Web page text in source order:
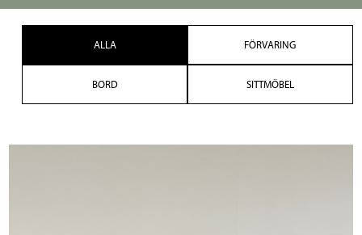
ALLA FÖRVARING
BORD SITTMÖBEL